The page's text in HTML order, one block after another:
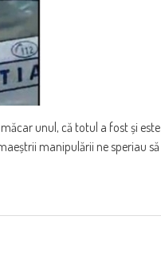
unul, că totul a fost și este
manipulării ne speriau să